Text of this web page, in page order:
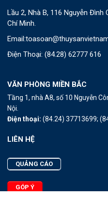
Lầu 2, Nhà B, 116 Nguyễn Đình
Chí Minh.
Email:
Điện Thoại: (84.28) 62777 616
VĂN PHÒNG MIỀN BẮC
Tầng 1, nhà A8, số 10 Nguyễn
Nội.
Điện thoại: (84.24) 37713699;
LIÊN HỆ
QUẢNG CÁO
GÓP Ý